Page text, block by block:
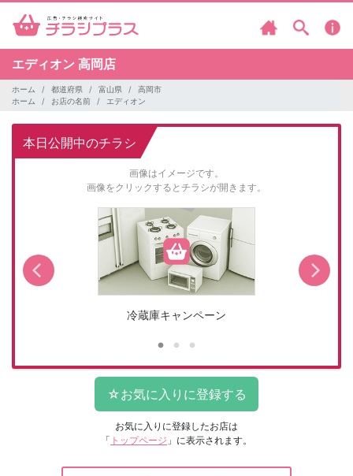
エディオン 高岡店
ホーム 都道府県 富山県
高岡市
ホーム
お店の名前 エディオン
本日公開中のチラシ
画像はイメージです。
画像をクリックするとチラシが開きます。
冷蔵庫キャンペーン
お気に入りに登録したお店は
「 トップページ 」に表示されます。